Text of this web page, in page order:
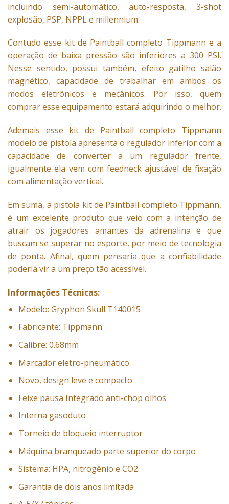
incluindo semi-automático, auto-resposta, 3-shot
explosão, PSP, NPPL e millennium.
Contudo esse kit de Paintball completo Tippmann e a
operação de baixa pressão são inferiores a 300 PSI.
Nesse sentido, possui também, efeito gatilho salão
magnético, capacidade de trabalhar em ambos os
modos eletrônicos e mecânicos. Por isso, quem
comprar esse equipamento estará adquirindo o melhor.
Ademais esse kit de Paintball completo Tippmann
modelo de pistola apresenta o regulador inferior com a
capacidade de converter a um regulador frente,
igualmente ela vem com feedneck ajustável de fixação
com alimentação vertical.
Em suma, a pistola kit de Paintball completo Tippmann,
é um excelente produto que veio com a intenção de
atrair os jogadores amantes da adrenalina e que
buscam se superar no esporte, por meio de tecnologia
de ponta. Afinal, quem pensaria que a confiabilidade
poderia vir a um preço tão acessível.
Informações Técnicas:
Modelo: Gryphon Skull T140015
Fabricante: Tippmann
Calibre: 0.68mm
Marcador eletro-pneumático
Novo, design leve e compacto
Feixe pausa Integrado anti-chop olhos
Interna gasoduto
Torneio de bloqueio interruptor
Máquina branqueado parte superior do corpo
Sistema: HPA, nitrogênio e CO2
Garantia de dois anos limitada